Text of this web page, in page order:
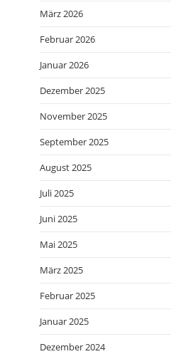
März 2026
Februar 2026
Januar 2026
Dezember 2025
November 2025
September 2025
August 2025
Juli 2025
Juni 2025
Mai 2025
März 2025
Februar 2025
Januar 2025
Dezember 2024